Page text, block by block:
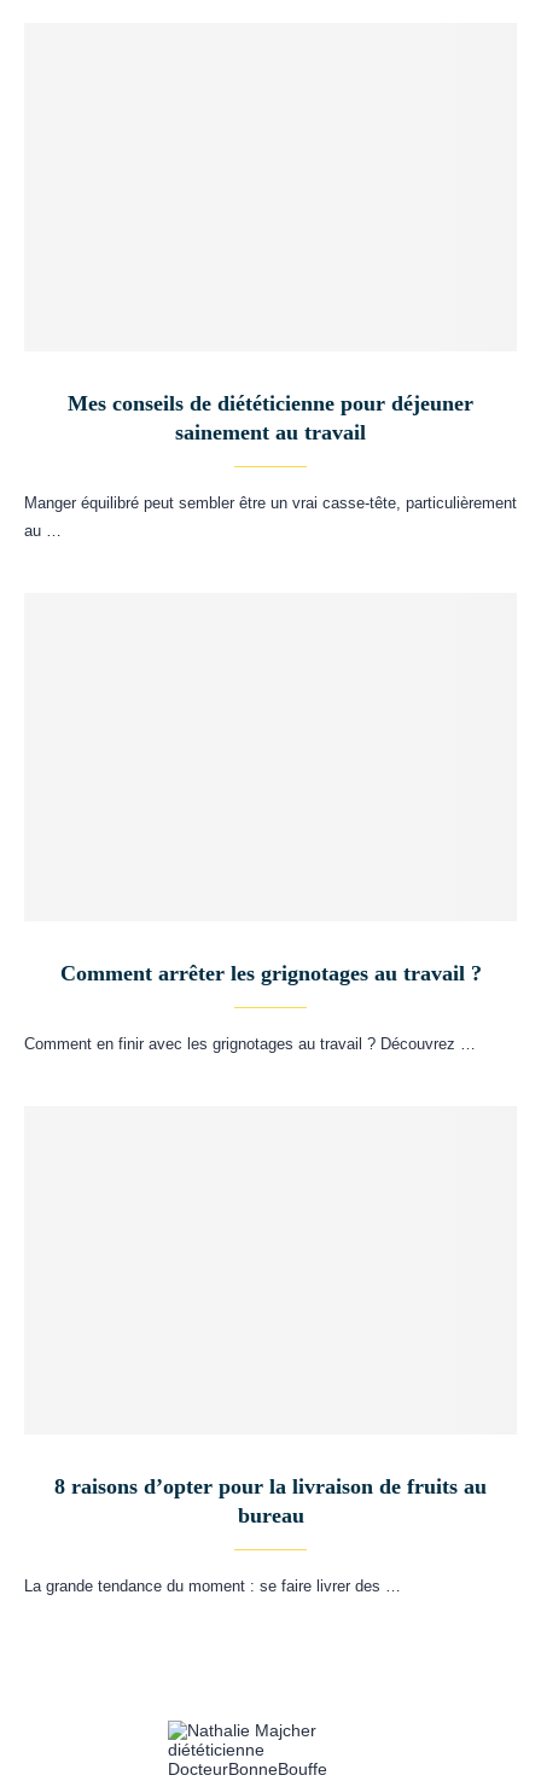
Mes conseils de diététicienne pour déjeuner
sainement au travail
Manger équilibré peut sembler être un vrai casse-tête, particulièrement
au …
Comment arrêter les grignotages au travail ?
Comment en finir avec les grignotages au travail ? Découvrez …
8 raisons d’opter pour la livraison de fruits au
bureau
La grande tendance du moment : se faire livrer des …